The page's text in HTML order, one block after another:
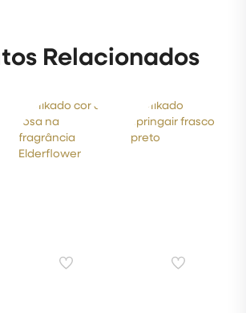
Relacionados